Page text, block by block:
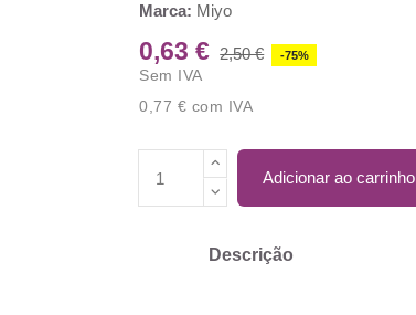
Marca: Miyo
0,63 € 2,50 € -75%
Sem IVA
0,77 € com IVA
Adicionar ao carrinho
Descrição